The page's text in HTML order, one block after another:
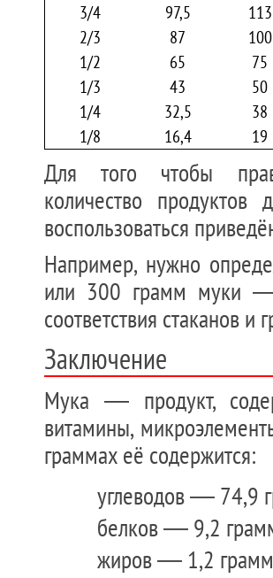
3/4
97,5 113
2/3
87 100
1/2
65 75
1/3
43 50
1/4
32,5 38
1/8
16,4 19
Для того чтобы
количество
воспользоваться
Например, нужно
или 300 грамм муки —
соответствия стаканов и
Заключение
Мука — продукт,
витамины,
граммах её содержится:
углеводов — 74,9
белков — 9,2
жиров — 1,2